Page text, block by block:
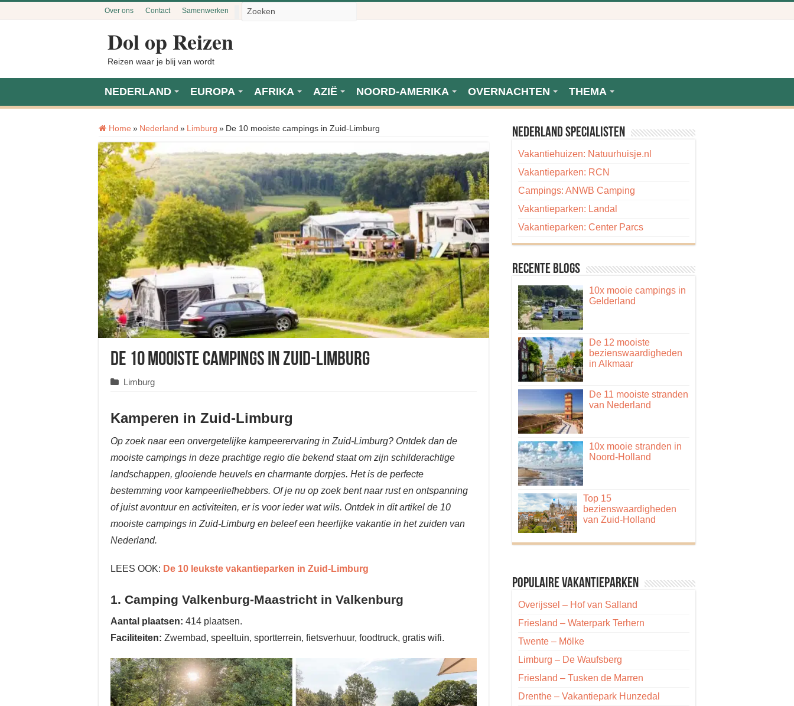
Over ons Contact Samenwerken
Dol op Reizen
Reizen waar je blij van wordt
NEDERLAND EUROPA AFRIKA AZIË NOORD-AMERIKA OVERNACHTEN THEMA
Home » Nederland » Limburg » De 10 mooiste campings in Zuid-Limburg
De 10 mooiste campings in Zuid-Limburg
Limburg
Kamperen in Zuid-Limburg
Op zoek naar een onvergetelijke kampeerervaring in Zuid-Limburg? Ontdek dan de
mooiste campings in deze prachtige regio die bekend staat om zijn schilderachtige
landschappen, glooiende heuvels en charmante dorpjes. Het is de perfecte
bestemming voor kampeerliefhebbers. Of je nu op zoek bent naar rust en ontspanning
of juist avontuur en activiteiten, er is voor ieder wat wils. Ontdek in dit artikel de 10
mooiste campings in Zuid-Limburg en beleef een heerlijke vakantie in het zuiden van
Nederland.
LEES OOK: De 10 leukste vakantieparken in Zuid-Limburg
1. Camping Valkenburg-Maastricht in Valkenburg
Aantal plaatsen: 414 plaatsen.
Faciliteiten: Zwembad, speeltuin, sportterrein, fietsverhuur, foodtruck, gratis wifi.
Nederland specialisten
Vakantiehuizen: Natuurhuisje.nl
Vakantieparken: RCN
Campings: ANWB Camping
Vakantieparken: Landal
Vakantieparken: Center Parcs
Recente blogs
10x mooie campings in
Gelderland
De 12 mooiste
bezienswaardigheden
in Alkmaar
De 11 mooiste stranden
van Nederland
10x mooie stranden in
Noord-Holland
Top 15
bezienswaardigheden
van Zuid-Holland
Populaire vakantieparken
Overijssel – Hof van Salland
Friesland – Waterpark Terhern
Twente – Mölke
Limburg – De Waufsberg
Friesland – Tusken de Marren
Drenthe – Vakantiepark Hunzedal